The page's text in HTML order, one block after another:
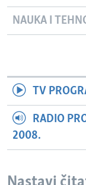
NAUKA I
TV
RADIO
2008.